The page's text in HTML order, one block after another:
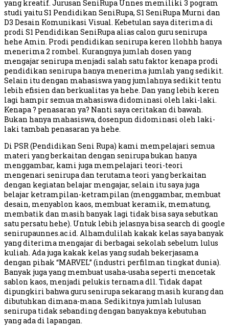
yang kreatif. Jurusan SeniRupa Unnes memiliki 3 pogram
studi yaitu S1 Pendidikan SeniRupa, S1 SeniRupa Murni dan
D3 Desain Komunikasi Visual. Kebetulan saya diterima di
prodi S1 Pendidikan SeniRupa alias calon guru senirupa
hehe Amin. Prodi pendidikan senirupa keren llohhh hanya
menerima 2 rombel. Kurangnya jumlah dosen yang
mengajar senirupa menjadi salah satu faktor kenapa prodi
pendidikan senirupa hanya menerima jumlah yang sedikit.
Selain itu dengan mahasiswa yang jumlahnya sedikit tentu
lebih efisien dan berkualitas ya hehe. Dan yang lebih keren
lagi hampir semua mahasiswa didominasi oleh laki-laki.
Kenapa ? penasaran ya? Nanti saya ceritakan di bawah.
Bukan hanya mahasiswa, dosenpun didominasi oleh laki-
laki tambah penasaran ya hehe.
Di PSR (Pendidikan Seni Rupa) kami mempelajari semua
materi yang berkaitan dengan senirupa bukan hanya
menggambar, kami juga mempelajari teori-teori
mengenari senirupa dan terutama teori yang berkaitan
dengan kegiatan belajar mengajar, selain itu saya juga
belajar ketrampilan-ketrampilan (menggambar, membuat
desain, menyablon kaos, membuat keramik, mematung,
membatik dan masih banyak lagi tidak bisa saya sebutkan
satu persatu hehe). Untuk lebih jelasnya bisa search di google
senirupaunnes.ac.id. Alhamdulilah kakak kelas saya banyak
yang diterima mengajar di berbagai sekolah sebelum lulus
kuliah. Ada juga kakak kelas yang sudah bekerjasama
dengan pihak “MARVEL” (industri perfilman tingkat dunia).
Banyak juga yang membuat usaha-usaha seperti mencetak
sablon kaos, menjadi pelukis ternama dll. Tidak dapat
dipungkiri bahwa guru senirupa sekarang masih kurang dan
dibutuhkan dimana-mana. Sedikitnya jumlah lulusan
senirupa tidak sebanding dengan banyaknya kebutuhan
yang ada di lapangan.